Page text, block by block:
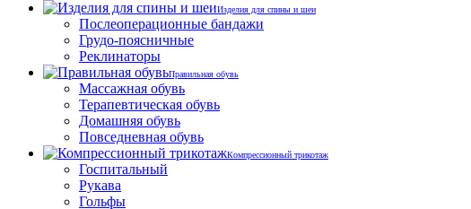
Изделия для спины и шеи
Послеоперационные бандажи
Грудо-поясничные
Реклинаторы
Правильная обувь
Массажная обувь
Терапевтическая обувь
Домашняя обувь
Повседневная обувь
Компрессионный трикотаж
Госпитальный
Рукава
Гольфы